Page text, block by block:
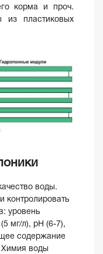
корма и проч.
из пластиковых
воды.
контролировать
уровень
мг/л), рН (6-7),
содержание
Химия воды